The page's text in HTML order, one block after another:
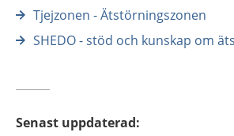
Tjejzonen - Ätstörningszonen
SHEDO - stöd och kunskap om
Senast uppdaterad: